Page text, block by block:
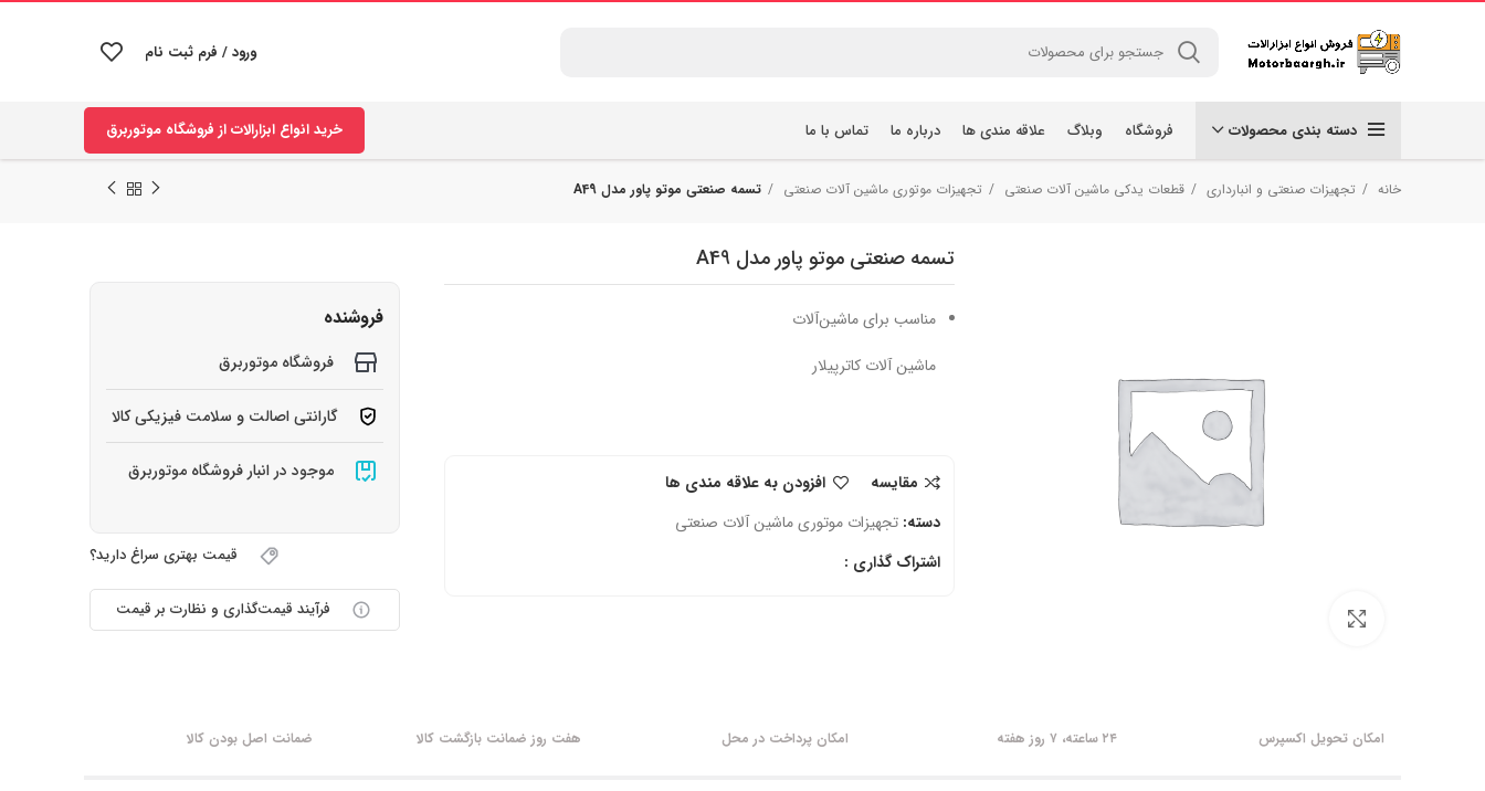
ورود / فرم ثبت نام
دسته بندی محصولات فروشگاه وبلاگ علاقه مندی ها درباره ما تماس با ما خرید انواع ابزارالات از فروشگاه موتوربرق
خانه تجهیزات صنعتی و انبارداری قطعات یدکی ماشین آلات صنعتی تجهیزات موتوری ماشین آلات صنعتی تسمه صنعتی موتو پاور مدل A49
تسمه صنعتی موتو پاور مدل A49
مناسب برای ماشین‌آلات
ماشین آلات کاترپیلار
مقایسه
افزودن به علاقه مندی ها
دسته: تجهیزات موتوری ماشین آلات صنعتی
اشتراک گذاری :
فروشنده
فروشگاه موتوربرق
گارانتی اصالت و سلامت فیزیکی کالا
موجود در انبار فروشگاه موتوربرق
قیمت بهتری سراغ دارید؟
فرآیند قیمت‌گذاری و نظارت بر قیمت
امکان تحویل اکسپرس ۲۴ ساعته، ۷ روز هفته امکان پرداخت در محل هفت روز ضمانت بازگشت کالا ضمانت اصل بودن کالا